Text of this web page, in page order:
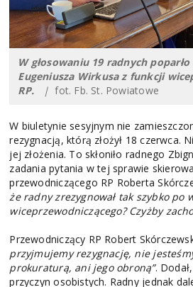
W głosowaniu 19 radnych
Eugeniusza Wirkusa z funkcji
RP. | fot. Fb. St. Powiatowe
W biuletynie sesyjnym nie
rezygnacją, którą złożył 18 czerwca.
jej złożenia. To skłoniło radnego
zadania pytania w tej sprawie
przewodniczącego RP Roberta
że radny zrezygnował tak szybko po
wiceprzewodniczącego? Czyżby
Przewodniczący RP Robert
przyjmujemy rezygnację, nie
prokuraturą, ani jego obroną”.
przyczyn osobistych. Radny jednak